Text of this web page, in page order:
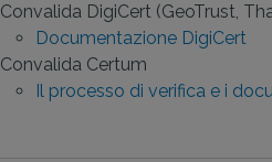
Convalida DigiCert (GeoTrust,
Documentazione DigiCert
Convalida Certum
Il processo di verifica e i